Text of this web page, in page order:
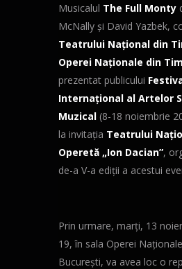
Musicalul The Full Monty
McNally şi David Yazbek,
Teatrului Naţional din
Operei Naţionale din
prezentat publicului
Internaţional al Artelor
Muzical (8-18 noiembrie
la invitaţia Teatrului
Operetă „Ion Dacian”,
de-a V-a ediţii a acestui
Prin urmare, marţi, 13
19, în sala Operei
Bucureşti, va avea loc o